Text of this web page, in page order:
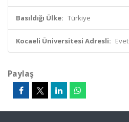
Basıldığı Ülke: Türkiye
Kocaeli Üniversitesi Adresli: Evet
Paylaş